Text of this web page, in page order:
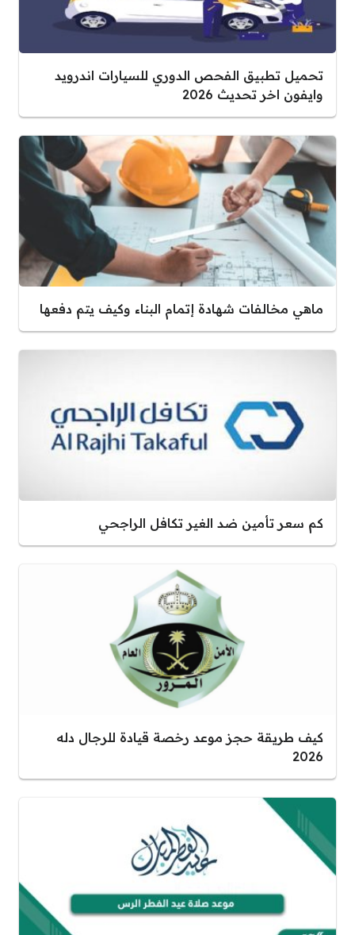
تحميل تطبيق الفحص الدوري للسيارات اندرويد
وايفون اخر تحديث 2026
ماهي مخالفات شهادة إتمام البناء وكيف يتم دفعها
كم سعر تأمين ضد الغير تكافل الراجحي
كيف طريقة حجز موعد رخصة قيادة للرجال دله
2026